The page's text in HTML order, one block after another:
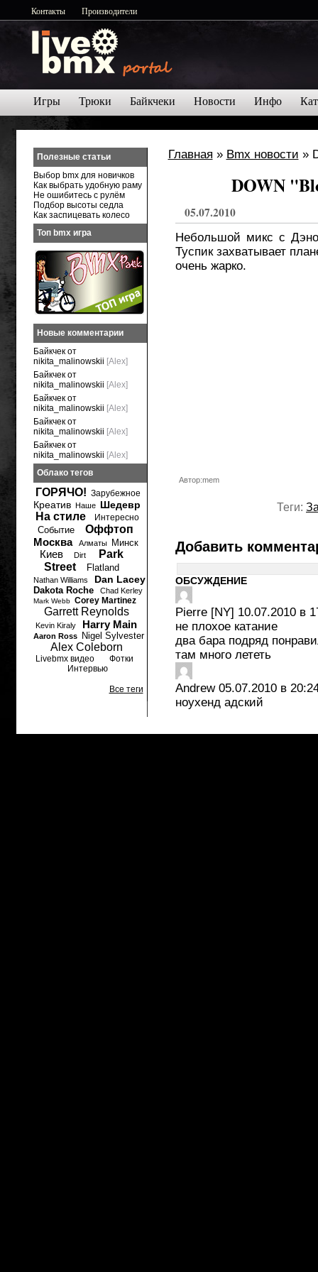
Контакты Производители
Игры Трюки Байкчеки Новости Инфо
Главная » Bmx новости »
DOWN
05.07.2010
Небольшой микс с
Туспик захватывает
очень жарко.
Автор:mem
Теги:
Добавить
ОБСУЖДЕНИЕ
Pierre [NY] 10.07.2010 в
не плохое катание
два бара подряд
там много лететь
Andrew 05.07.2010 в
ноухенд адский
Полезные статьи
Выбор bmx для новичков
Как выбрать удобную раму
Не ошибитесь с рулём
Подбор высоты седла
Как заспицевать колесо
Топ bmx игра
Новые комментарии
Байкчек от
nikita_malinowskii [Alex]
Байкчек от
nikita_malinowskii [Alex]
Байкчек от
nikita_malinowskii [Alex]
Байкчек от
nikita_malinowskii [Alex]
Байкчек от
nikita_malinowskii [Alex]
Облако тегов
ГОРЯЧО! Зарубежное
Креатив Наше Шедевр
На стиле Интересно
Событие
Оффтоп
Москва
Алматы Минск
Киев Dirt
Park
Street
Flatland
Nathan Williams Dan Lacey
Dakota Roche Chad Kerley
Mark Webb Corey Martinez
Garrett Reynolds
Kevin Kiraly Harry Main
Aaron Ross Nigel Sylvester
Alex Coleborn
Livebmx видео
Фотки
Интервью
Все теги